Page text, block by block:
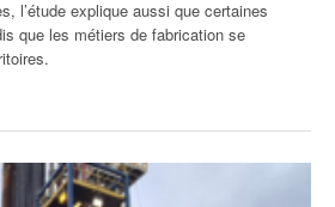
l’étude explique aussi que certaines
que les métiers de fabrication se